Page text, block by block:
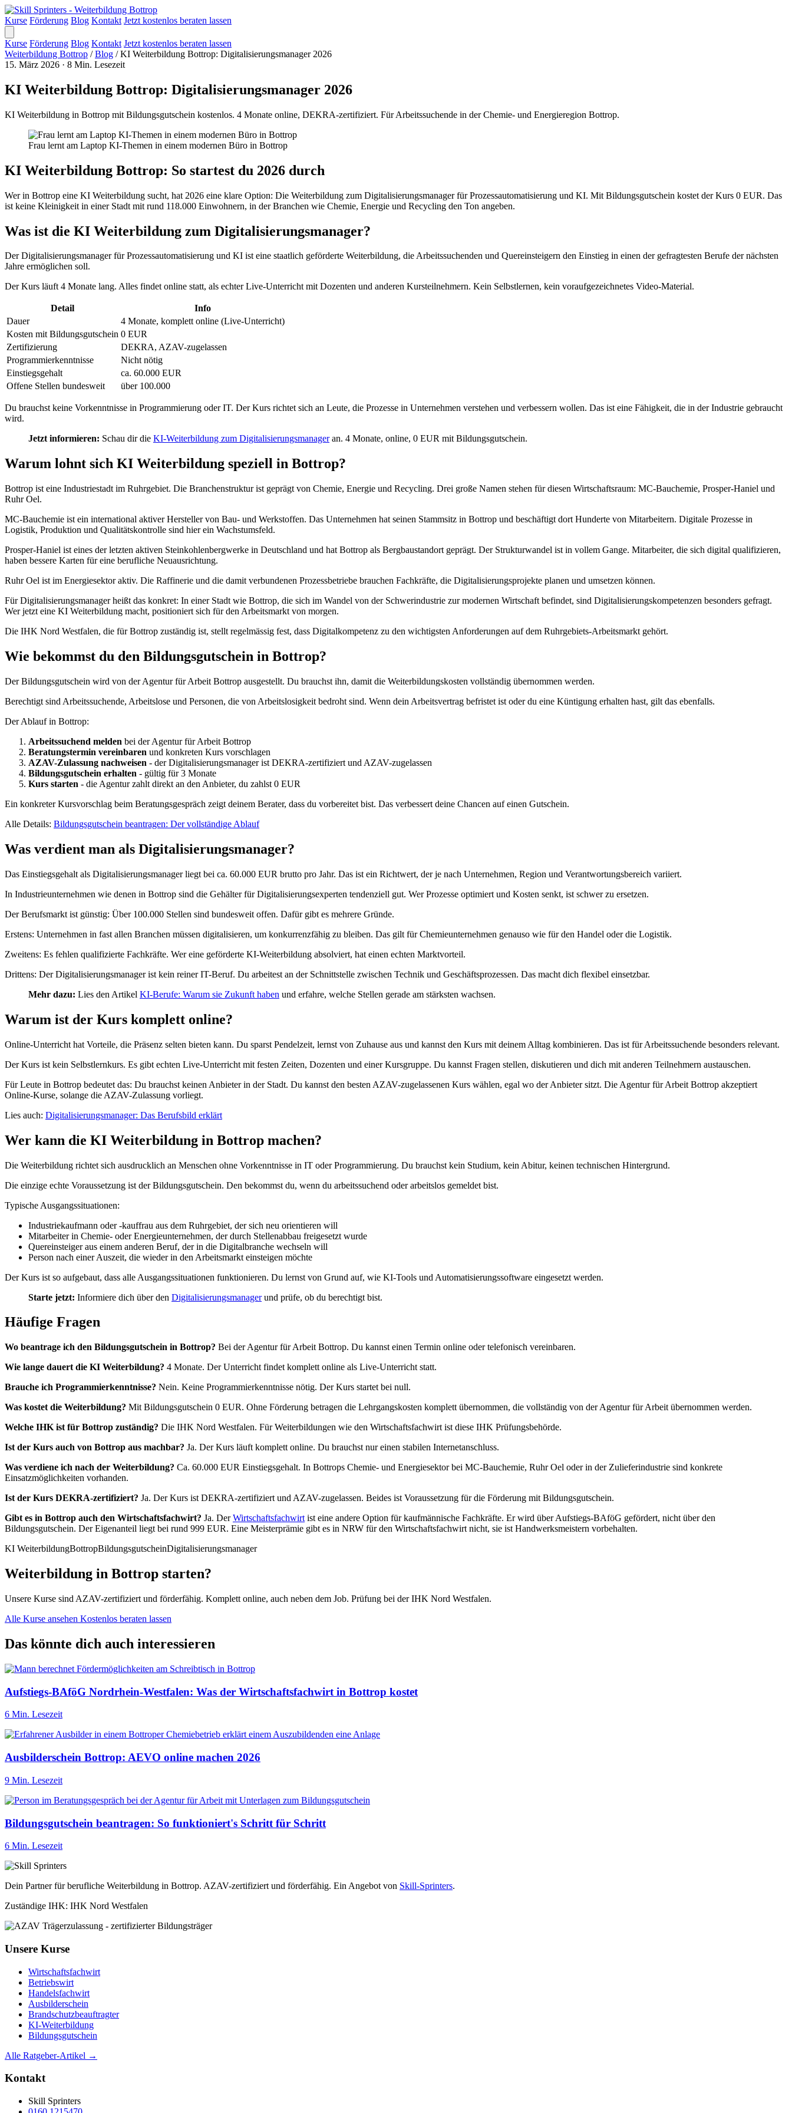
Kurse Förderung Blog Kontakt Jetzt kostenlos beraten lassen
Kurse Förderung Blog Kontakt Jetzt kostenlos beraten lassen
Weiterbildung Bottrop / Blog / KI Weiterbildung Bottrop: Digitalisierungsmanager 2026
15. März 2026 · 8 Min. Lesezeit
KI Weiterbildung Bottrop: Digitalisierungsmanager 2026
KI Weiterbildung in Bottrop mit Bildungsgutschein kostenlos. 4 Monate online, DEKRA-zertifiziert. Für Arbeitssuchende in der Chemie- und Energieregion Bottrop.
Frau lernt am Laptop KI-Themen in einem modernen Büro in Bottrop
KI Weiterbildung Bottrop: So startest du 2026 durch
Wer in Bottrop eine KI Weiterbildung sucht, hat 2026 eine klare Option: Die Weiterbildung zum Digitalisierungsmanager für Prozessautomatisierung und KI. Mit Bildungsgutschein kostet der Kurs 0 EUR. Das
ist keine Kleinigkeit in einer Stadt mit rund 118.000 Einwohnern, in der Branchen wie Chemie, Energie und Recycling den Ton angeben.
Was ist die KI Weiterbildung zum Digitalisierungsmanager?
Der Digitalisierungsmanager für Prozessautomatisierung und KI ist eine staatlich geförderte Weiterbildung, die Arbeitssuchenden und Quereinsteigern den Einstieg in einen der gefragtesten Berufe der nächsten
Jahre ermöglichen soll.
Der Kurs läuft 4 Monate lang. Alles findet online statt, als echter Live-Unterricht mit Dozenten und anderen Kursteilnehmern. Kein Selbstlernen, kein voraufgezeichnetes Video-Material.
Detail
Info
Dauer
4 Monate, komplett online (Live-Unterricht)
Kosten mit Bildungsgutschein 0 EUR
Zertifizierung
DEKRA, AZAV-zugelassen
Programmierkenntnisse
Nicht nötig
Einstiegsgehalt
ca. 60.000 EUR
Offene Stellen bundesweit
über 100.000
Du brauchst keine Vorkenntnisse in Programmierung oder IT. Der Kurs richtet sich an Leute, die Prozesse in Unternehmen verstehen und verbessern wollen. Das ist eine Fähigkeit, die in der Industrie gebraucht
wird.
Jetzt informieren: Schau dir die KI-Weiterbildung zum Digitalisierungsmanageran. 4 Monate, online, 0 EUR mit Bildungsgutschein.
Warum lohnt sich KI Weiterbildung speziell in Bottrop?
Bottrop ist eine Industriestadt im Ruhrgebiet. Die Branchenstruktur ist geprägt von Chemie, Energie und Recycling. Drei große Namen stehen für diesen Wirtschaftsraum: MC-Bauchemie, Prosper-Haniel und
Ruhr Oel.
MC-Bauchemie ist ein international aktiver Hersteller von Bau- und Werkstoffen. Das Unternehmen hat seinen Stammsitz in Bottrop und beschäftigt dort Hunderte von Mitarbeitern. Digitale Prozesse in
Logistik, Produktion und Qualitätskontrolle sind hier ein Wachstumsfeld.
Prosper-Haniel ist eines der letzten aktiven Steinkohlenbergwerke in Deutschland und hat Bottrop als Bergbaustandort geprägt. Der Strukturwandel ist in vollem Gange. Mitarbeiter, die sich digital qualifizieren,
haben bessere Karten für eine berufliche Neuausrichtung.
Ruhr Oel ist im Energiesektor aktiv. Die Raffinerie und die damit verbundenen Prozessbetriebe brauchen Fachkräfte, die Digitalisierungsprojekte planen und umsetzen können.
Für Digitalisierungsmanager heißt das konkret: In einer Stadt wie Bottrop, die sich im Wandel von der Schwerindustrie zur modernen Wirtschaft befindet, sind Digitalisierungskompetenzen besonders gefragt.
Wer jetzt eine KI Weiterbildung macht, positioniert sich für den Arbeitsmarkt von morgen.
Die IHK Nord Westfalen, die für Bottrop zuständig ist, stellt regelmässig fest, dass Digitalkompetenz zu den wichtigsten Anforderungen auf dem Ruhrgebiets-Arbeitsmarkt gehört.
Wie bekommst du den Bildungsgutschein in Bottrop?
Der Bildungsgutschein wird von der Agentur für Arbeit Bottrop ausgestellt. Du brauchst ihn, damit die Weiterbildungskosten vollständig übernommen werden.
Berechtigt sind Arbeitssuchende, Arbeitslose und Personen, die von Arbeitslosigkeit bedroht sind. Wenn dein Arbeitsvertrag befristet ist oder du eine Küntigung erhalten hast, gilt das ebenfalls.
Der Ablauf in Bottrop:
Arbeitssuchend melden bei der Agentur für Arbeit Bottrop
Beratungstermin vereinbaren und konkreten Kurs vorschlagen
AZAV-Zulassung nachweisen - der Digitalisierungsmanager ist DEKRA-zertifiziert und AZAV-zugelassen
Bildungsgutschein erhalten - gültig für 3 Monate
Kurs starten - die Agentur zahlt direkt an den Anbieter, du zahlst 0 EUR
Ein konkreter Kursvorschlag beim Beratungsgespräch zeigt deinem Berater, dass du vorbereitet bist. Das verbessert deine Chancen auf einen Gutschein.
Alle Details: Bildungsgutschein beantragen: Der vollständige Ablauf
Was verdient man als Digitalisierungsmanager?
Das Einstiegsgehalt als Digitalisierungsmanager liegt bei ca. 60.000 EUR brutto pro Jahr. Das ist ein Richtwert, der je nach Unternehmen, Region und Verantwortungsbereich variiert.
In Industrieunternehmen wie denen in Bottrop sind die Gehälter für Digitalisierungsexperten tendenziell gut. Wer Prozesse optimiert und Kosten senkt, ist schwer zu ersetzen.
Der Berufsmarkt ist günstig: Über 100.000 Stellen sind bundesweit offen. Dafür gibt es mehrere Gründe.
Erstens: Unternehmen in fast allen Branchen müssen digitalisieren, um konkurrenzfähig zu bleiben. Das gilt für Chemieunternehmen genauso wie für den Handel oder die Logistik.
Zweitens: Es fehlen qualifizierte Fachkräfte. Wer eine geförderte KI-Weiterbildung absolviert, hat einen echten Marktvorteil.
Drittens: Der Digitalisierungsmanager ist kein reiner IT-Beruf. Du arbeitest an der Schnittstelle zwischen Technik und Geschäftsprozessen. Das macht dich flexibel einsetzbar.
Mehr dazu: Lies den Artikel KI-Berufe: Warum sie Zukunft haben und erfahre, welche Stellen gerade am stärksten wachsen.
Warum ist der Kurs komplett online?
Online-Unterricht hat Vorteile, die Präsenz selten bieten kann. Du sparst Pendelzeit, lernst von Zuhause aus und kannst den Kurs mit deinem Alltag kombinieren. Das ist für Arbeitssuchende besonders relevant.
Der Kurs ist kein Selbstlernkurs. Es gibt echten Live-Unterricht mit festen Zeiten, Dozenten und einer Kursgruppe. Du kannst Fragen stellen, diskutieren und dich mit anderen Teilnehmern austauschen.
Für Leute in Bottrop bedeutet das: Du brauchst keinen Anbieter in der Stadt. Du kannst den besten AZAV-zugelassenen Kurs wählen, egal wo der Anbieter sitzt. Die Agentur für Arbeit Bottrop akzeptiert
Online-Kurse, solange die AZAV-Zulassung vorliegt.
Lies auch: Digitalisierungsmanager: Das Berufsbild erklärt
Wer kann die KI Weiterbildung in Bottrop machen?
Die Weiterbildung richtet sich ausdrucklich an Menschen ohne Vorkenntnisse in IT oder Programmierung. Du brauchst kein Studium, kein Abitur, keinen technischen Hintergrund.
Die einzige echte Voraussetzung ist der Bildungsgutschein. Den bekommst du, wenn du arbeitssuchend oder arbeitslos gemeldet bist.
Typische Ausgangssituationen:
Industriekaufmann oder -kauffrau aus dem Ruhrgebiet, der sich neu orientieren will
Mitarbeiter in Chemie- oder Energieunternehmen, der durch Stellenabbau freigesetzt wurde
Quereinsteiger aus einem anderen Beruf, der in die Digitalbranche wechseln will
Person nach einer Auszeit, die wieder in den Arbeitsmarkt einsteigen möchte
Der Kurs ist so aufgebaut, dass alle Ausgangssituationen funktionieren. Du lernst von Grund auf, wie KI-Tools und Automatisierungssoftware eingesetzt werden.
Starte jetzt: Informiere dich über den Digitalisierungsmanagerund prüfe, ob du berechtigt bist.
Häufige Fragen
Wo beantrage ich den Bildungsgutschein in Bottrop? Bei der Agentur für Arbeit Bottrop. Du kannst einen Termin online oder telefonisch vereinbaren.
Wie lange dauert die KI Weiterbildung? 4 Monate. Der Unterricht findet komplett online als Live-Unterricht statt.
Brauche ich Programmierkenntnisse? Nein. Keine Programmierkenntnisse nötig. Der Kurs startet bei null.
Was kostet die Weiterbildung? Mit Bildungsgutschein 0 EUR. Ohne Förderung betragen die Lehrgangskosten komplett übernommen, die vollständig von der Agentur für Arbeit übernommen werden.
Welche IHK ist für Bottrop zuständig? Die IHK Nord Westfalen. Für Weiterbildungen wie den Wirtschaftsfachwirt ist diese IHK Prüfungsbehörde.
Ist der Kurs auch von Bottrop aus machbar? Ja. Der Kurs läuft komplett online. Du brauchst nur einen stabilen Internetanschluss.
Was verdiene ich nach der Weiterbildung? Ca. 60.000 EUR Einstiegsgehalt. In Bottrops Chemie- und Energiesektor bei MC-Bauchemie, Ruhr Oel oder in der Zulieferindustrie sind konkrete
Einsatzmöglichkeiten vorhanden.
Ist der Kurs DEKRA-zertifiziert? Ja. Der Kurs ist DEKRA-zertifiziert und AZAV-zugelassen. Beides ist Voraussetzung für die Förderung mit Bildungsgutschein.
Gibt es in Bottrop auch den Wirtschaftsfachwirt? Ja. DerWirtschaftsfachwirt ist eine andere Option für kaufmännische Fachkräfte. Er wird über Aufstiegs-BAföG gefördert, nicht über den
Bildungsgutschein. Der Eigenanteil liegt bei rund 999 EUR. Eine Meisterprämie gibt es in NRW für den Wirtschaftsfachwirt nicht, sie ist Handwerksmeistern vorbehalten.
KI WeiterbildungBottropBildungsgutscheinDigitalisierungsmanager
Weiterbildung in Bottrop starten?
Unsere Kurse sind AZAV-zertifiziert und förderfähig. Komplett online, auch neben dem Job. Prüfung bei der IHK Nord Westfalen.
Alle Kurse ansehen Kostenlos beraten lassen
Das könnte dich auch interessieren
Aufstiegs-BAföG Nordrhein-Westfalen: Was der Wirtschaftsfachwirt in Bottrop kostet
6 Min. Lesezeit
Ausbilderschein Bottrop: AEVO online machen 2026
9 Min. Lesezeit
Bildungsgutschein beantragen: So funktioniert's Schritt für Schritt
6 Min. Lesezeit
Dein Partner für berufliche Weiterbildung in Bottrop. AZAV-zertifiziert und förderfähig. Ein Angebot von Skill-Sprinters.
Zuständige IHK: IHK Nord Westfalen
Unsere Kurse
Wirtschaftsfachwirt
Betriebswirt
Handelsfachwirt
Ausbilderschein
Brandschutzbeauftragter
KI-Weiterbildung
Bildungsgutschein
Alle Ratgeber-Artikel →
Kontakt
Skill Sprinters